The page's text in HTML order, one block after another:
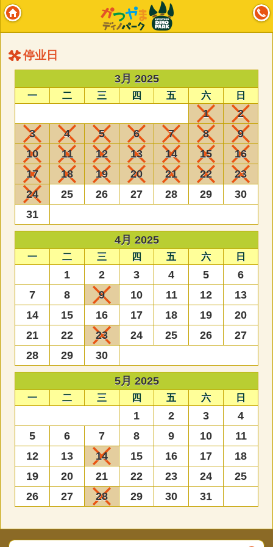
停业日
3月 2025
一 二 三 四 五 六 日
1
2
3
4 5 6 7 8
9
10
11 12 13 14 15
16
17
18 19 20 21 22
23
24
25 26 27 28 29
30
31
4月 2025
一 二 三 四 五 六 日
1 2 3 4 5
6
7
8 9 10 11 12
13
14
15 16 17 18 19
20
21
22 23 24 25 26
27
28
29 30
5月 2025
一 二 三 四 五 六 日
1 2 3
4
5
6 7 8 9 10
11
12
13 14 15 16 17
18
19
20 21 22 23 24
25
26
27 28 29 30 31